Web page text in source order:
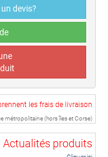
devis?
les frais de livraison
métropolitaine (hors îles et Corse)
Actualités produits